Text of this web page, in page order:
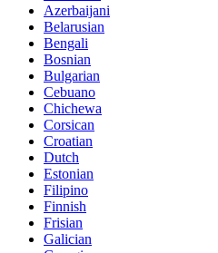
Azerbaijani
Belarusian
Bengali
Bosnian
Bulgarian
Cebuano
Chichewa
Corsican
Croatian
Dutch
Estonian
Filipino
Finnish
Frisian
Galician